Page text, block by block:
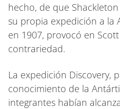
hecho, de que
su propia expedición a la
en 1907, provocó en
contrariedad.
La expedición Discovery,
conocimiento de la
integrantes habían